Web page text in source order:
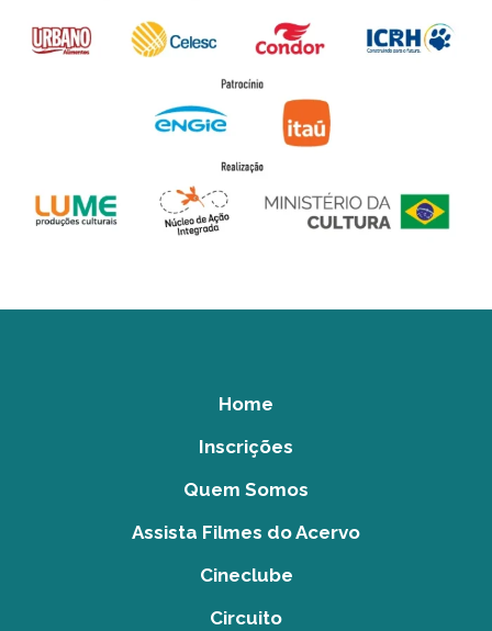
Home
Inscrições
Quem Somos
Assista Filmes do Acervo
Cineclube
Circuito